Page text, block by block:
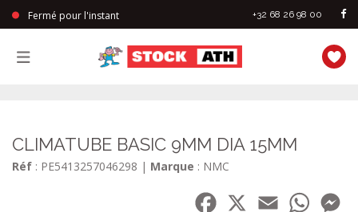
Fermé pour l'instant +32 68 26 98 00
CLIMATUBE BASIC 9MM DIA 15MM
Réf : PE5413257046298 | Marque : NMC
Facebook
Email